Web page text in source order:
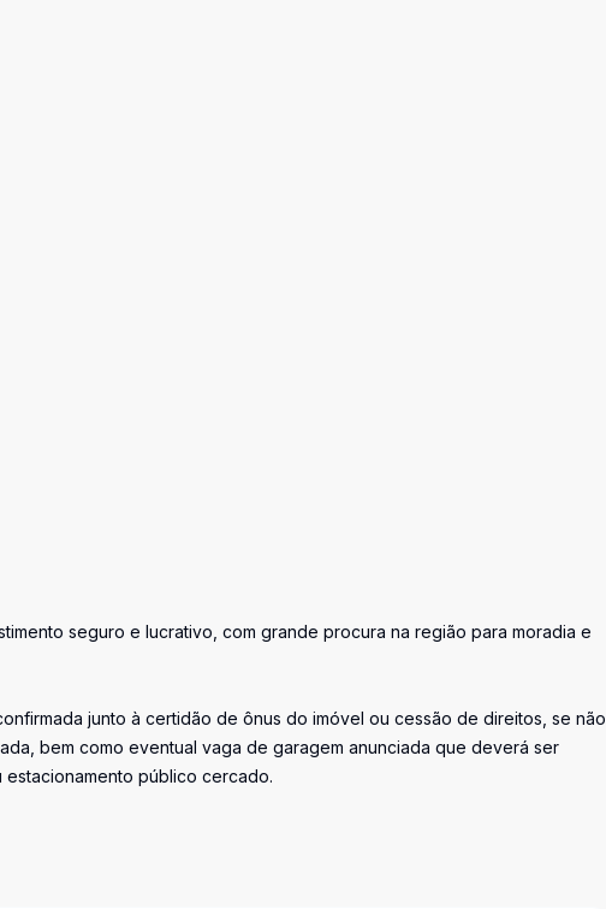
seguro e lucrativo, com grande procura na região para moradia e
junto à certidão de ônus do imóvel ou cessão de direitos, se não
bem como eventual vaga de garagem anunciada que deverá ser
público cercado.